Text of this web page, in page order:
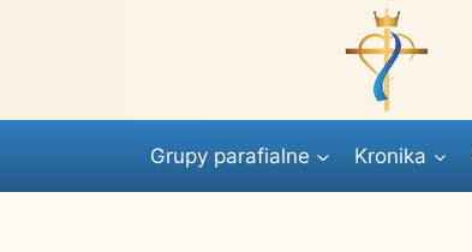
Grupy parafialne Kronika